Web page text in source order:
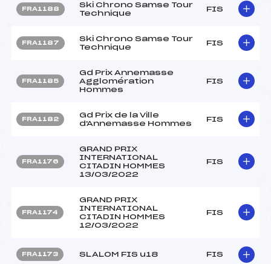
FRA1188
Ski Chrono Samse Tour
Technique
FIS
FRA1187
Ski Chrono Samse Tour
Technique
FIS
FRA1185
Gd Prix Annemasse
Agglomération
Hommes
FIS
FRA1182
Gd Prix de la Ville
d'Annemasse Hommes
FIS
FRA1176
GRAND PRIX
INTERNATIONAL
CITADIN HOMMES
13/03/2022
FIS
FRA1174
GRAND PRIX
INTERNATIONAL
CITADIN HOMMES
12/03/2022
FIS
FRA1173 SLALOM FIS u18 FIS